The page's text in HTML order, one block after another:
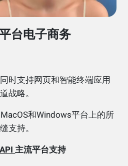
台电子商务
时支持网页和智能终端应用
战略。
和Windows平台上的所
支持。
主流平台支持